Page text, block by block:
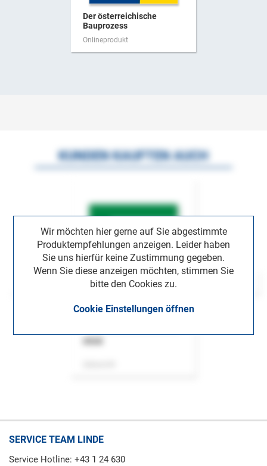
Der österreichische
Bauprozess
Onlineprodukt
Wir möchten hier gerne auf Sie abgestimmte
Produktempfehlungen anzeigen. Leider haben
Sie uns hierfür keine Zustimmung gegeben.
Wenn Sie diese anzeigen möchten, stimmen Sie
bitte den Cookies zu.
Cookie Einstellungen öffnen
KUNDEN KAUFTEN AUCH
SERVICE TEAM LINDE
Service Hotline: +43 1 24 630